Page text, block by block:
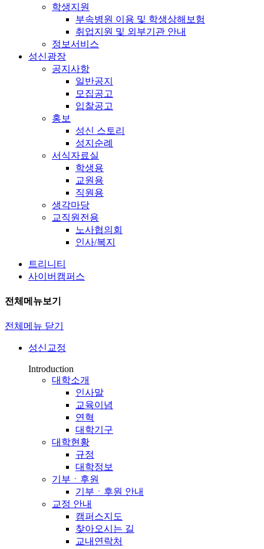
학생지원
부속병원 이용 및 학생상해보험
취업지원 및 외부기관 안내
정보서비스
성신광장
공지사항
일반공지
모집공고
입찰공고
홍보
성신 스토리
성지순례
서식자료실
학생용
교원용
직원용
생각마당
교직원전용
노사협의회
인사/복지
트리니티
사이버캠퍼스
전체메뉴보기
전체메뉴 닫기
성신교정
Introduction
대학소개
인사말
교육이념
연혁
대학기구
대학현황
규정
대학정보
기부ㆍ후원
기부ㆍ후원 안내
교정 안내
캠퍼스지도
찾아오시는 길
교내연락처